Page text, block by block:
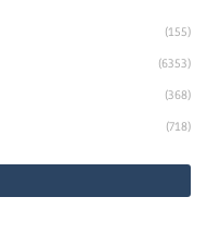
(155)
(6353)
(368)
(718)